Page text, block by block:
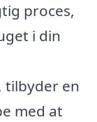
proces,
i din
tilbyder en
med at